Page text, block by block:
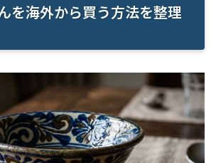
を海外から買う方法を整理